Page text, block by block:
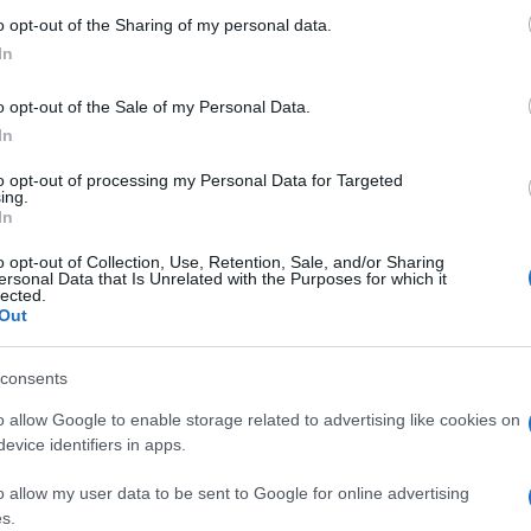
opt-out of the Sharing of my personal data.
opt-out of the Sale of my Personal Data.
opt-out of processing my Personal Data for Targeted
opt-out of Collection, Use, Retention, Sale, and/or Sharing
Data that Is Unrelated with the Purposes for which it
allow Google to enable storage related to advertising like cookies on
identifiers in apps.
allow my user data to be sent to Google for online advertising
u području do dva kilometra od granice
sukoba. IDF je saopćila da ograničava GPS
operativnim potrebama".
za nacionalnu sigurnost upozorio je u
također podržava Iran, da ne poduzme mjere
vatru sa grupama na libanskoj granici, gdje
Hezbolah i drugih propalestinskih frakcija.
punkt u blizini granice.
nedjelju navođene projektile na izraelsku
jednu osobu i ranivši tri druge.